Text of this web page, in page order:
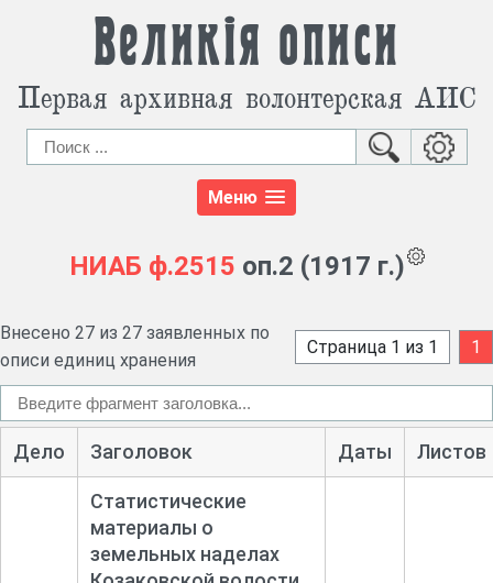
Великія описи
Первая архивная волонтерская АИС
Меню
НИАБ ф.2515 оп.2 (1917 г.)
Внесено 27 из 27 заявленных по
описи единиц хранения
Страница 1 из 1 1
Дело Заголовок Даты Листов
Статистические
материалы о
земельных наделах